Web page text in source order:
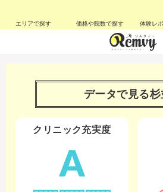
エリアで探す 価格や院数で探す 体験レ
データで見る杉
クリニック充実度
A